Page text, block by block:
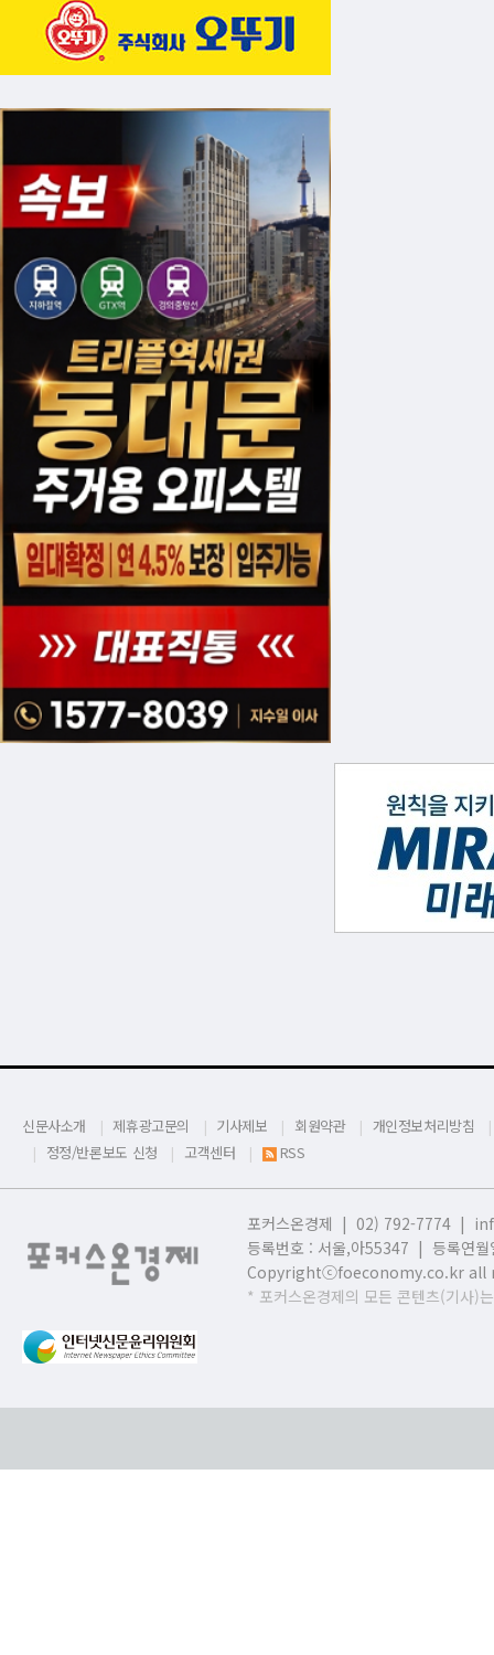
신문사소개 제휴광고문의 기사제보 회원약관
개인정보처리방침
정정/반론보도 신청
고객센터 RSS
포커스온경제 | 02) 792-7774 |
등록번호 : 서울,아55347 | 등록연
Copyrightⓒfoeconomy.co.kr all
* 포커스온경제의 모든 콘텐츠(기사)